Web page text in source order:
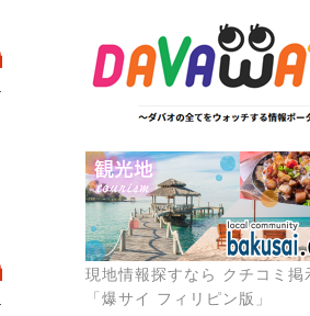
現地情報探すなら クチコミ掲
「爆サイ フィリピン版」